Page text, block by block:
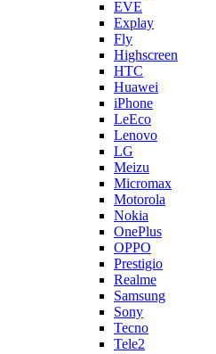
EVE
Explay
Fly
Highscreen
HTC
Huawei
iPhone
LeEco
Lenovo
LG
Meizu
Micromax
Motorola
Nokia
OnePlus
OPPO
Prestigio
Realme
Samsung
Sony
Tecno
Tele2